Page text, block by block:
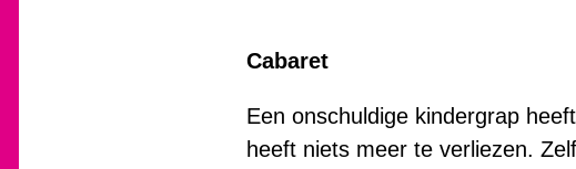
Cabaret
Een onschuldige kindergrap
heeft niets meer te verliezen.